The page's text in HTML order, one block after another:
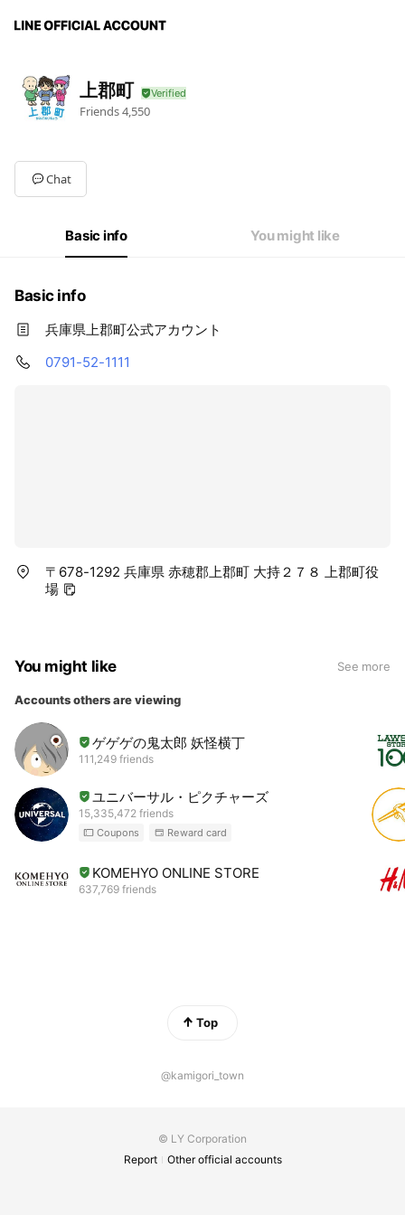
上郡町
Friends4,550
Chat
Basic info You might like
Basic info
兵庫県上郡町公式アカウント
0791-52-1111
〒678-1292 兵庫県 赤穂郡上郡町 大持２７８ 上郡町役
場
You might like See more
Accounts others are viewing
ゲゲゲの鬼太郎 妖怪横丁
111,249 friends
ユニバーサル・ピクチャーズ
15,335,472 friends
Coupons Reward card
KOMEHYO ONLINE STORE
637,769 friends
Top
@kamigori_town
© LY Corporation
Report
Other official accounts